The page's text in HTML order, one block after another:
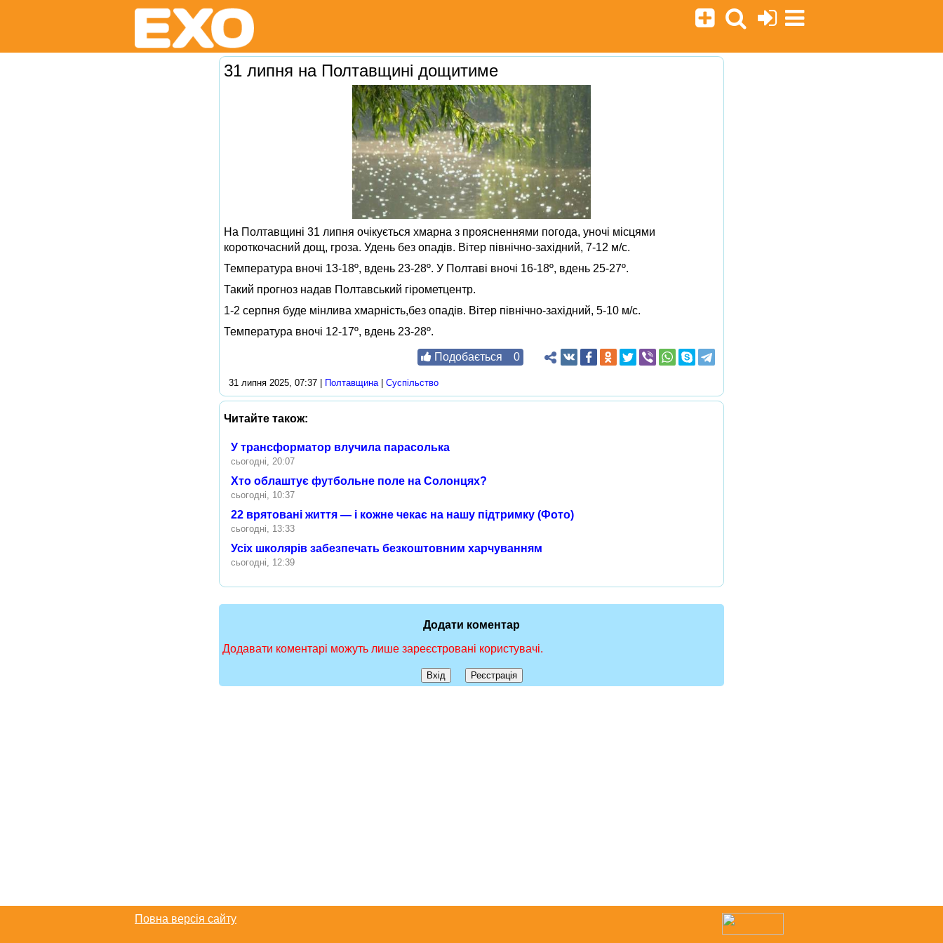
31 липня на Полтавщині дощитиме
На Полтавщині 31 липня очікується хмарна з проясненнями погода, уночі місцями
короткочасний дощ, гроза. Удень без опадів. Вітер північно-західний, 7-12 м/с.
Температура вночі 13-18º, вдень 23-28º. У Полтаві вночі 16-18º, вдень 25-27º.
Такий прогноз надав Полтавський гірометцентр.
1-2 серпня буде мінлива хмарність,без опадів. Вітер північно-західний, 5-10 м/с.
Температура вночі 12-17º, вдень 23-28º.
Подобається 0
31 липня 2025, 07:37 | Полтавщина| Суспільство
Читайте також:
У трансформатор влучила парасолька
сьогодні, 20:07
Хто облаштує футбольне поле на Солонцях?
сьогодні, 10:37
22 врятовані життя — і кожне чекає на нашу підтримку (Фото)
сьогодні, 13:33
Усіх школярів забезпечать безкоштовним харчуванням
сьогодні, 12:39
Додати коментар
Додавати коментарі можуть лише зареєстровані користувачі.
Вхід Реєстрація
Повна версія сайту